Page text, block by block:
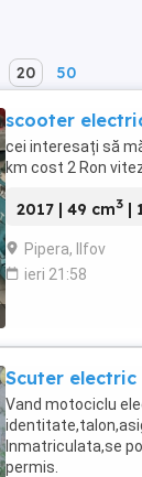
20 50
scooter
cei interesați să
km cost 2 Ron
2017 | 49 cm3 |
Pipera, Ilfov
ieri 21:58
Scuter electric
Vand motociclu
Inmatriculata,se
permis.